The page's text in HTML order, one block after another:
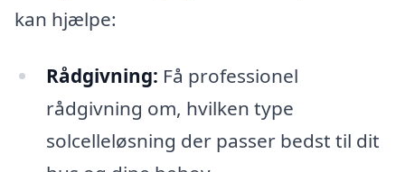
kan hjælpe:
Rådgivning: Få professionel
rådgivning om, hvilken type
solcelleløsning der passer bedst til dit